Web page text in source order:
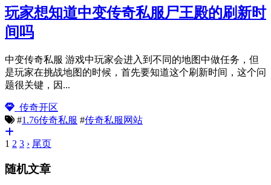
玩家想知道中变传奇私服尸王殿的刷新时
间吗
中变传奇私服 游戏中玩家会进入到不同的地图中做任务，但
是玩家在挑战地图的时候，首先要知道这个刷新时间，这个问
题很关键，因...
传奇开区
#1.76传奇私服 #传奇私服网站
1 2 3 › 尾页
随机文章